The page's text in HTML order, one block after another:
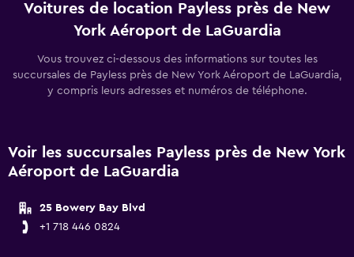
Voitures de location Payless près de New
York Aéroport de LaGuardia
Vous trouvez ci-dessous des informations sur toutes les
succursales de Payless près de New York Aéroport de LaGuardia,
y compris leurs adresses et numéros de téléphone.
Voir les succursales Payless près de New York
Aéroport de LaGuardia
25 Bowery Bay Blvd
+1 718 446 0824